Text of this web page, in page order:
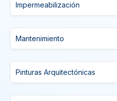
Impermeabilización
Mantenimiento
Pinturas Arquitectónicas